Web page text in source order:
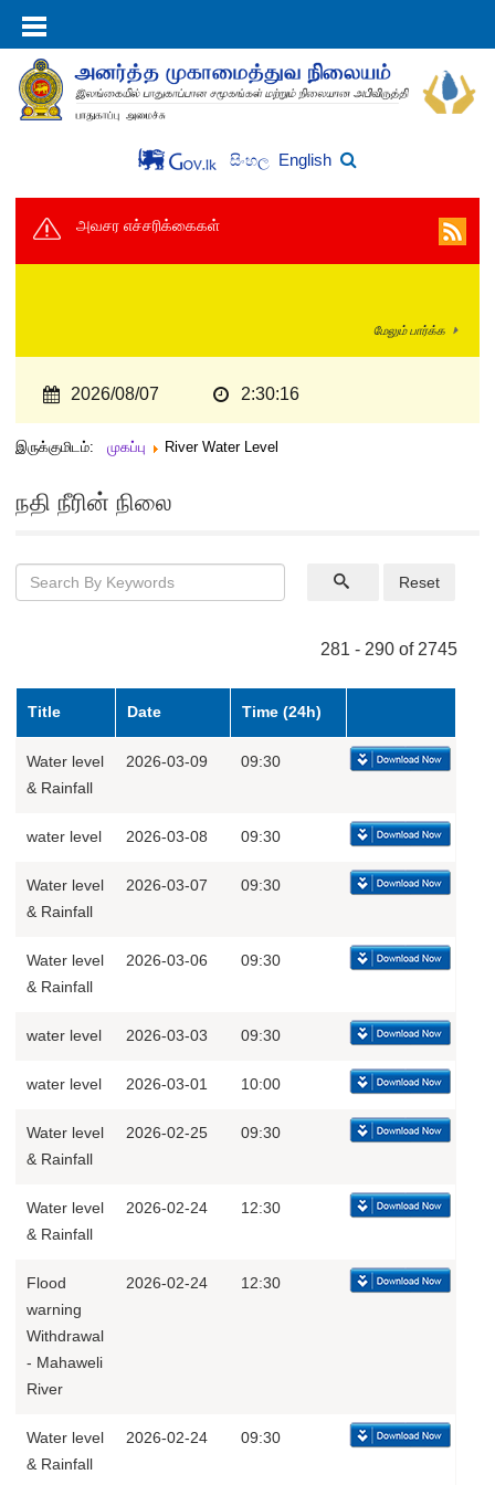
සිංහල English
அவசர எச்சரிக்கைகள்
மேலும் பார்க்க
2026/08/07 2:30:16
இருக்குமிடம்: முகப்பு River Water Level
நதி நீரின் நிலை
Reset
281 - 290 of 2745
Title Date Time (24h)
Water level
& Rainfall
2026-03-09 09:30
water level 2026-03-08 09:30
Water level
& Rainfall
2026-03-07 09:30
Water level
& Rainfall
2026-03-06 09:30
water level 2026-03-03 09:30
water level 2026-03-01 10:00
Water level
& Rainfall
2026-02-25 09:30
Water level
& Rainfall
2026-02-24 12:30
Flood
warning
Withdrawal
- Mahaweli
River
2026-02-24 12:30
Water level
& Rainfall
2026-02-24 09:30